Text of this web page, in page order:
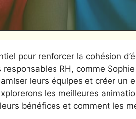
pour renforcer la cohésion
RH, comme
leurs équipes et créer un
les meilleures
bénéfices et comment les